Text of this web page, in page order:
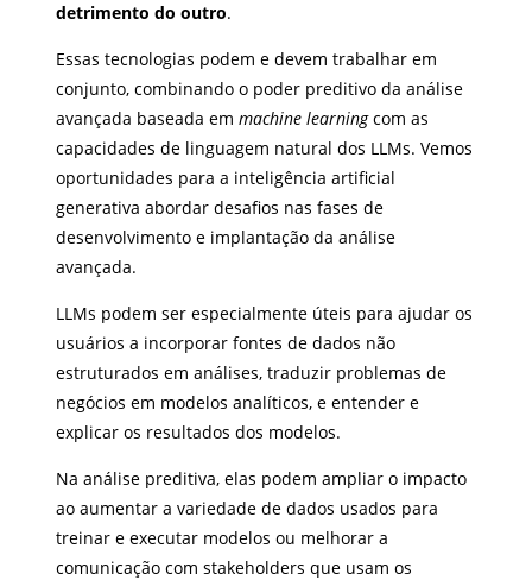
detrimento do outro.
Essas tecnologias podem e devem trabalhar em
conjunto, combinando o poder preditivo da análise
avançada baseada emmachine learningcom as
capacidades de linguagem natural dos LLMs. Vemos
oportunidades para a inteligência artificial
generativa abordar desafios nas fases de
desenvolvimento e implantação da análise
avançada.
LLMs podem ser especialmente úteis para ajudar os
usuários a incorporar fontes de dados não
estruturados em análises, traduzir problemas de
negócios em modelos analíticos, e entender e
explicar os resultados dos modelos.
Na análise preditiva, elas podem ampliar o impacto
ao aumentar a variedade de dados usados para
treinar e executar modelos ou melhorar a
comunicação com stakeholders que usam os